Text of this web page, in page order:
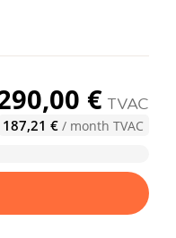
€ TVAC
187,21 € / month TVAC